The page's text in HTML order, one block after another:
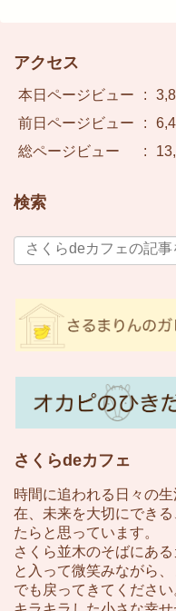
アクセス
本日ページビュー :
前日ページビュー
:
総ページビュー
:
検索
さくらdeカフェ
時間に追われる日々の
在、未来を大切にでき
たらと思っています。
さくら並木のそばにあ
と入って微笑みながら
でも戻ってきてください